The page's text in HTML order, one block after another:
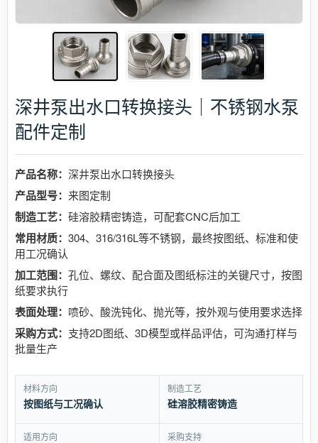
深井泵出水口转换接头｜不锈钢水泵
配件定制
产品名称： 深井泵出水口转换接头
产品型号： 来图定制
制造工艺： 硅溶胶精密铸造，可配套CNC后加工
常用材质： 304、316/316L等不锈钢，最终按图纸、标准和使
用工况确认
加工范围： 孔位、螺纹、配合面及图纸标注的关键尺寸，按图
纸要求执行
表面处理： 喷砂、酸洗钝化、抛光等，按外观与使用要求选择
采购方式： 支持2D图纸、3D模型或样品评估，可沟通打样与
批量生产
材料方向
按图纸与工况确认
制造工艺
硅溶胶精密铸造
适用方向 采购支持